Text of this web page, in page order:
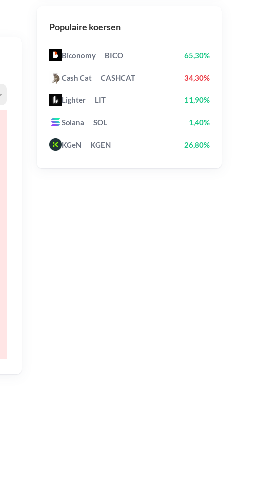
Populaire koersen
Biconomy BICO 65,30%
Cash Cat CASHCAT 34,30%
Lighter LIT 11,90%
Solana SOL 1,40%
KGeN KGEN 26,80%